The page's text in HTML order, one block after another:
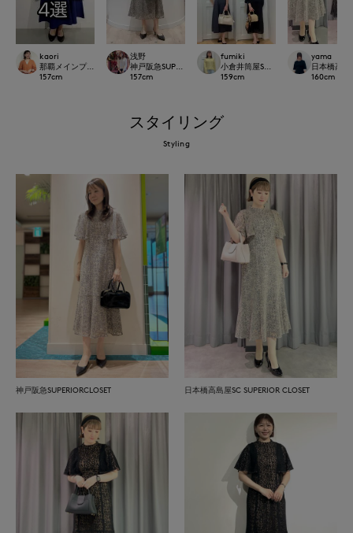
kaori
那覇メインプレイスI.T.'S.international
157cm
浅野
神戸阪急SUPERIORCLOSET
157cm
fumiki
小倉井筒屋SUPERIOR CLOSET
159cm
yama
日本橋高島
160cm
スタイリング
Styling
神戸阪急SUPERIORCLOSET 日本橋高島屋SC SUPERIOR CLOSET